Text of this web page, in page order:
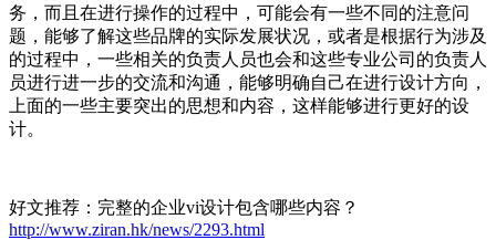
务，而且在进行操作的过程中，可能会有一些不同的注意问
题，能够了解这些品牌的实际发展状况，或者是根据行为涉及
的过程中，一些相关的负责人员也会和这些专业公司的负责人
员进行进一步的交流和沟通，能够明确自己在进行设计方向，
上面的一些主要突出的思想和内容，这样能够进行更好的设
计。
好文推荐： 完整的企业vi设计包含哪些内容？
http://www.ziran.hk/news/2293.html